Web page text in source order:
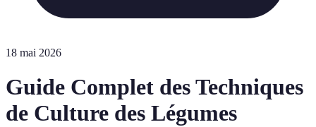
18 mai 2026
Guide Complet des Techniques
de Culture des Légumes